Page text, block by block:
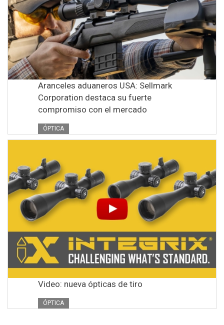
Aranceles aduaneros USA: Sellmark
Corporation destaca su fuerte
compromiso con el mercado
ÓPTICA
Video: nueva ópticas de tiro
ÓPTICA